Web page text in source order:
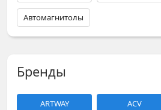
Автомагнитолы
Бренды
ARTWAY ACV